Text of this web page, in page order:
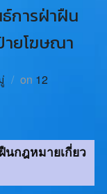
การฝ่าฝืน
ยโฆษณา
on 12
นกฎหมายเกี่ยว